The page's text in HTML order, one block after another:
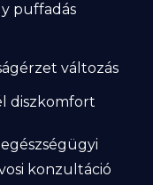
puffadás
változás
diszkomfort
konzultáció